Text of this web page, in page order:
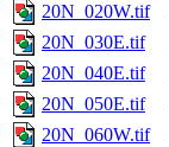
20N_020W.tif
20N_030E.tif
20N_040E.tif
20N_050E.tif
20N_060W.tif